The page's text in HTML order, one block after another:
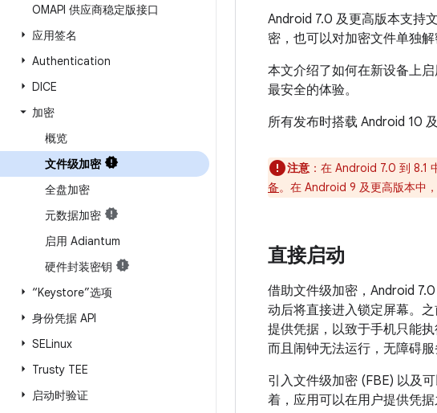
OMAPI 供应商稳定版接口
应用签名
Authentication
DICE
加密
概览
文件级加密
全盘加密
元数据加密
启用 Adiantum
硬件封装密钥
“Keystore”选项
身份凭据 API
SELinux
Trusty TEE
启动时验证
Android 7.0 及更高版本支持
密，也可以对加密文件单独解
本文介绍了如何在新设备上
最安全的体验。
所有发布时搭载 Android 10
注意 ：在 Android 7.0 到 8.1
备。在 Android 9 及更高版本中
直接启动
借助文件级加密，Android
动后将直接进入锁定屏幕。
提供凭据，以致于手机只能
而且闹钟无法运行，无障碍服
引入文件级加密 (FBE) 以及
着，应用可以在用户提供凭